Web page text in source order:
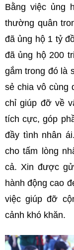
Bằng việc ủng
thường quân
đã ủng hộ 1 tỷ
đã ủng hộ 200
gắm trong đó là
sẻ chia vô cùng
chỉ giúp đỡ về
tích cực, góp
đầy tình nhân
cho tấm lòng
cả. Xin được
hành động cao
việc giúp đỡ
cảnh khó khăn.